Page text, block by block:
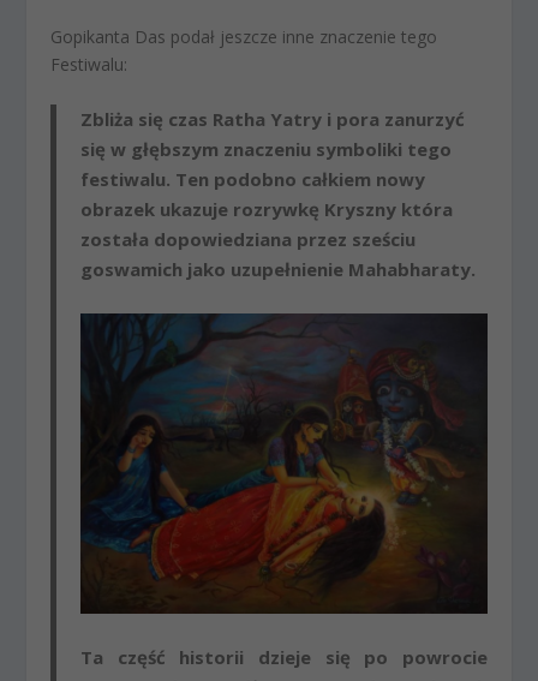
Gopikanta Das podał jeszcze inne znaczenie tego
Festiwalu:
Zbliża się czas Ratha Yatry i pora zanurzyć
się w głębszym znaczeniu symboliki tego
festiwalu. Ten podobno całkiem nowy
obrazek ukazuje rozrywkę Kryszny która
została dopowiedziana przez sześciu
goswamich jako uzupełnienie Mahabharaty.
Ta część historii dzieje się po powrocie